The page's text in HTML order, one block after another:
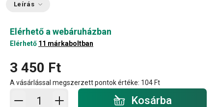
Leírás
Elérhető a webáruházban
Elérhető 11 márkaboltban
3 450 Ft
A vásárlással megszerzett pontok értéke: 104 Ft
Kosárba - mennyiség Kosárba